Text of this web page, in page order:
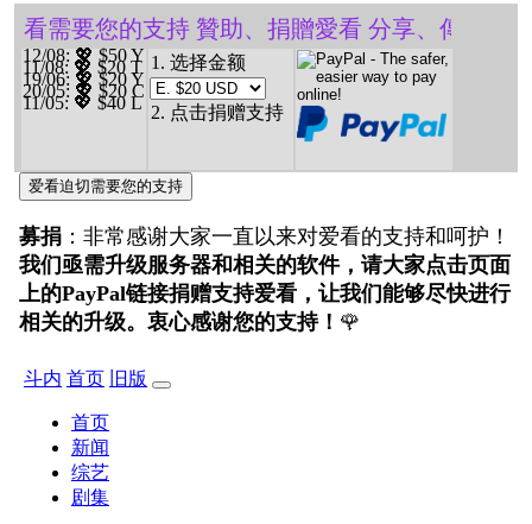
看需要您的支持 贊助、捐贈愛看 分享、傳播愛
12/08: 💖 $50 Y
11/08: 💖 $20 T
19/06: 💖 $20 Y
20/05: 💖 $20 C
11/05: 💖 $40 L
1. 选择金额
2. 点击捐赠支持
爱看迫切需要您的支持
募捐 ：非常感谢大家一直以来对爱看的支持和呵护！
我们亟需升级服务器和相关的软件，请大家点击页面
上的PayPal链接捐赠支持爱看，让我们能够尽快进行
相关的升级。衷心感谢您的支持！ 🌹
斗内 首页 旧版
首页
新闻
综艺
剧集